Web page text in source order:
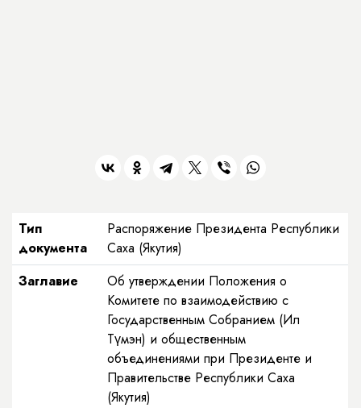
Тип
документа
Распоряжение Президента Республики
Саха (Якутия)
Заглавие
Об утверждении Положения о
Комитете по взаимодействию с
Государственным Собранием (Ил
Түмэн) и общественным
объединениями при Президенте и
Правительстве Республики Саха
(Якутия)